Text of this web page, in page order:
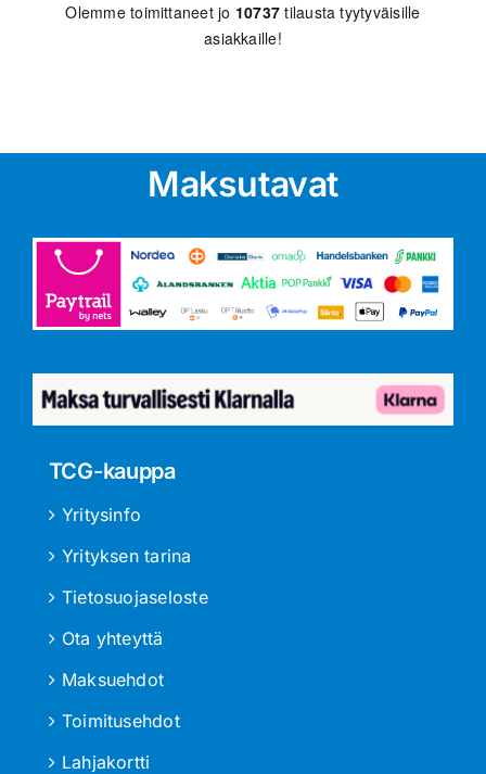
Olemme toimittaneet jo 10737 tilausta tyytyväisille
asiakkaille!
Maksutavat
TCG-kauppa
Yritysinfo
Yrityksen tarina
Tietosuojaseloste
Ota yhteyttä
Maksuehdot
Toimitusehdot
Lahjakortti